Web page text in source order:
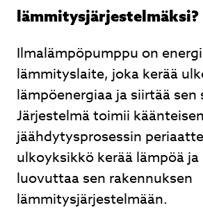
lämmitysjärjestelmäksi?
Ilmalämpöpumppu on
lämmityslaite, joka kerää
lämpöenergiaa ja siirtää
Järjestelmä toimii käänteisen
jäähdytysprosessin
ulkoyksikkö kerää lämpöä
luovuttaa sen rakennuksen
lämmitysjärjestelmään.
of